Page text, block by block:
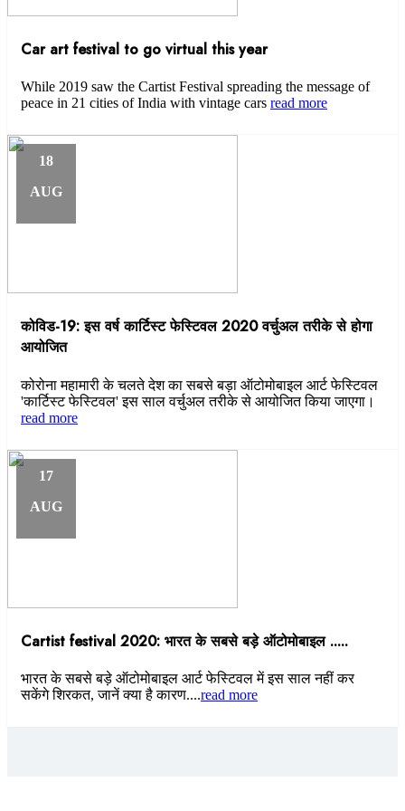
Car art festival to go virtual this year
While 2019 saw the Cartist Festival spreading the message of
peace in 21 cities of India with vintage cars read more
18
AUG
कोविड-19: इस वर्ष कार्टिस्ट फेस्टिवल 2020 वर्चुअल तरीके से होगा
आयोजित
कोरोना महामारी के चलते देश का सबसे बड़ा ऑटोमोबाइल आर्ट फेस्टिवल
'कार्टिस्ट फेस्टिवल' इस साल वर्चुअल तरीके से आयोजित किया जाएगा।
read more
17
AUG
Cartist festival 2020: भारत के सबसे बड़े ऑटोमोबाइल .....
भारत के सबसे बड़े ऑटोमोबाइल आर्ट फेस्टिवल में इस साल नहीं कर
सकेंगे शिरकत, जानें क्या है कारण....read more